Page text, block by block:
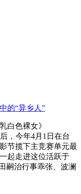
的“异乡人”
白色裸女》
，今年4月1日在台
节揽下主竞赛单元最
起走进这位活跃于
嗣治行事乖张、波澜